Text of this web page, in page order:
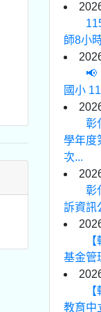
師8小
📢
國小
彰
學年度
次...
彰
訴資訊
基金管
教育中